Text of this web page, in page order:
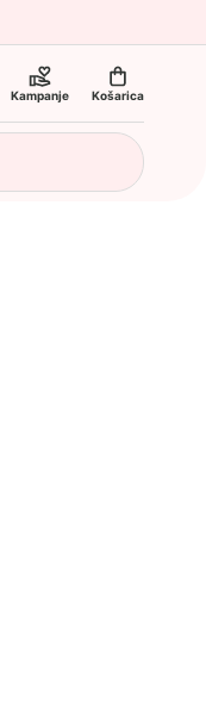
Kampanje Košarica